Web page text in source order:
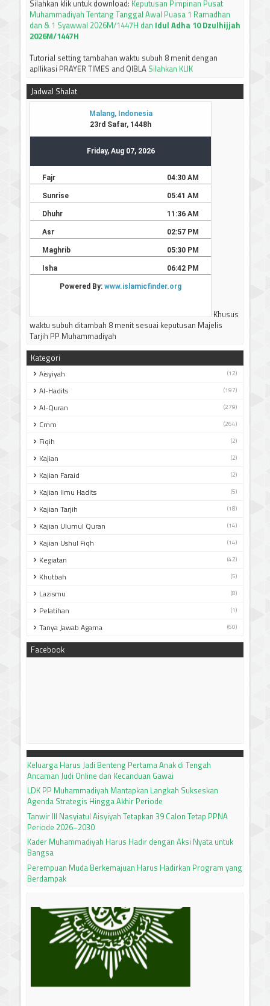
dan & 1 Syawwal 2026M/1447H danIdul Adha 10 Dzulhijjah
2026M/1447H
Tutorial setting tambahan waktu subuh 8 menit dengan
JADWAL IMSAKIYAH BULAN RAMADHAN 1447 H / 2026 M
JAWA TIMURSilahkan bisa didownload
-----------------------------Terima kasih
Jadwal Shalat
Khusus
waktu subuh ditambah 8 menit sesuai keputusan Majelis
Tarjih PP Muhammadiyah
Kategori
Aisyiyah (12)
Al-Hadits (197)
Al-Quran (279)
Cmm (264)
Fiqih (2)
Kajian (2)
Kajian Faraid (2)
Kajian Ilmu Hadits (5)
Kajian Tarjih (18)
Kajian Ulumul Quran (14)
Kajian Ushul Fiqh (14)
Kegiatan (42)
Khutbah (5)
Lazismu (8)
Pelatihan (1)
Tanya Jawab Agama (60)
Facebook
Keluarga Harus Jadi Benteng Pertama Anak di Tengah
Ancaman Judi Online dan Kecanduan Gawai
LDK PP Muhammadiyah Mantapkan Langkah Sukseskan
Agenda Strategis Hingga Akhir Periode
Tanwir III Nasyiatul Aisyiyah Tetapkan 39 Calon Tetap PPNA
Periode 2026–2030
Kader Muhammadiyah Harus Hadir dengan Aksi Nyata untuk
Bangsa
Perempuan Muda Berkemajuan Harus Hadirkan Program yang
Berdampak